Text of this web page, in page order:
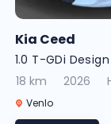
Kia Ceed
1.0 T-GDi Design
18 km
2026
Venlo